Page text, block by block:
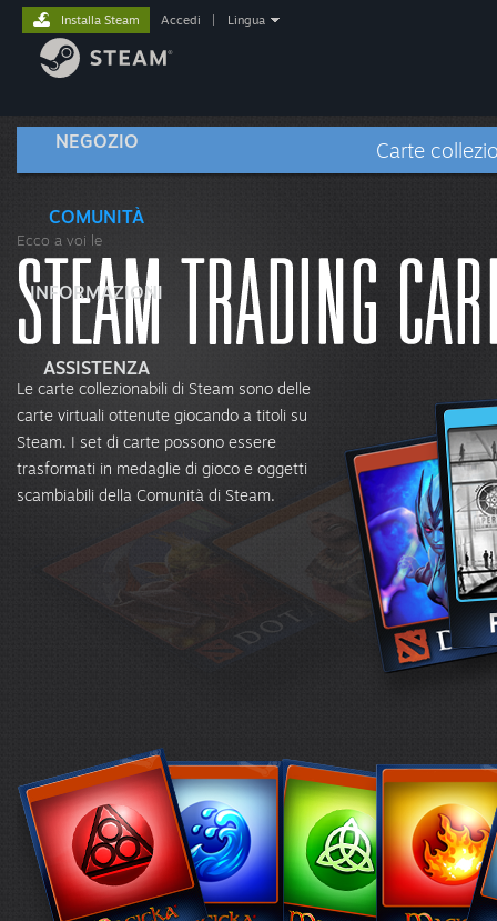
NEGOZIO
COMUNITÀ
INFORMAZIONI
ASSISTENZA
Installa Steam Accedi Lingua
Carte
Ecco a voi le
Le carte collezionabili di Steam sono delle
carte virtuali ottenute giocando a titoli su
Steam. I set di carte possono essere
trasformati in medaglie di gioco e oggetti
scambiabili della Comunità di Steam.